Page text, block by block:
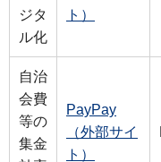
ジタ
ル化
ト）
自治
会費
等の
集金
PayPay
（外部サイ
ト）